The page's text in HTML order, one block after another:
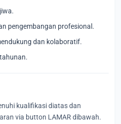
pengembangan profesional.
dan kolaboratif.
kualifikasi diatas dan
via button LAMAR dibawah.